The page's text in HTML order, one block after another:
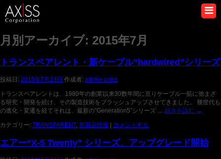
月別アーカイブ: 2015年7月
トランスペアレント・新ケーブル”hardwired”シリーズ
投稿日: 2015年7月23日 作成者: admin-axiss
トランスペアレントは、1980年の創業以来30数年間に亘りケーブル一筋に弛まざ
る研究・開発を続け、その製造技術をブラッシュアップさせてきました。 幾世代も
の進化・変遷を経てそれは、最新の”Generation5”シリーズ … 続きを読む →
カテゴリー: TRANSPARENT, 新製品情報 コメントする
エアー“X-5 Twenty” シリーズ、アップグレード開始